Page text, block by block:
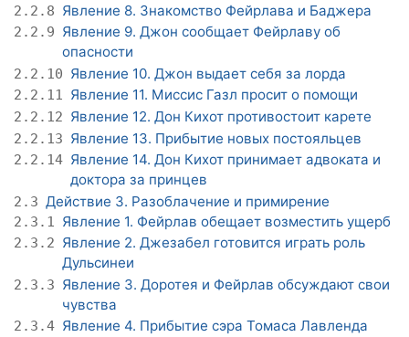
2.2.8 Явление 8. Знакомство Фейрлава и Баджера
2.2.9 Явление 9. Джон сообщает Фейрлаву об
опасности
2.2.10 Явление 10. Джон выдает себя за лорда
2.2.11 Явление 11. Миссис Газл просит о помощи
2.2.12 Явление 12. Дон Кихот противостоит карете
2.2.13 Явление 13. Прибытие новых постояльцев
2.2.14 Явление 14. Дон Кихот принимает адвоката и
доктора за принцев
2.3 Действие 3. Разоблачение и примирение
2.3.1 Явление 1. Фейрлав обещает возместить ущерб
2.3.2 Явление 2. Джезабел готовится играть роль
Дульсинеи
2.3.3 Явление 3. Доротея и Фейрлав обсуждают свои
чувства
2.3.4 Явление 4. Прибытие сэра Томаса Лавленда